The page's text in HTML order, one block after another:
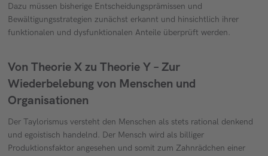
Dazu müssen bisherige Entscheidungsprämissen und
Bewältigungsstrategien zunächst erkannt und hinsichtlich ihrer
funktionalen und dysfunktionalen Anteile überprüft werden.
Von Theorie X zu Theorie Y – Zur
Wiederbelebung von Menschen und
Organisationen
Der Taylorismus versteht den Menschen als stets rational denkend
und egoistisch handelnd. Der Mensch wird als billiger
Produktionsfaktor angesehen und somit zum Zahnrädchen einer